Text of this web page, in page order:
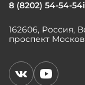
162606, Россия,
проспект
8 (8202) 54-54-54